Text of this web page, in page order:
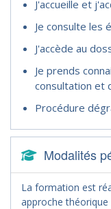
J'accueille et
Je consulte les
J'accède au
Je prends
consultation et
Procédure
Modalités
La formation est
approche théorique